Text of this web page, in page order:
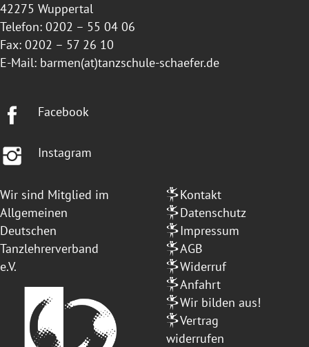
42275 Wuppertal
Telefon: 0202 – 55 04 06
Fax: 0202 – 57 26 10
E-Mail: barmen(at)tanzschule-schaefer.de
Facebook
Instagram
Wir sind Mitglied im
Allgemeinen
Deutschen
Tanzlehrerverband
e.V.
Kontakt
Datenschutz
Impressum
AGB
Widerruf
Anfahrt
Wir bilden aus!
Vertrag
widerrufen